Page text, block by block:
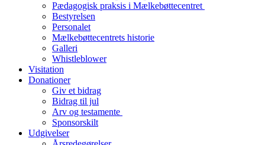
Pædagogisk praksis i Mælkebøttecentret
Bestyrelsen
Personalet
Mælkebøttecentrets historie
Galleri
Whistleblower
Visitation
Donationer
Giv et bidrag
Bidrag til jul
Arv og testamente
Sponsorskilt
Udgivelser